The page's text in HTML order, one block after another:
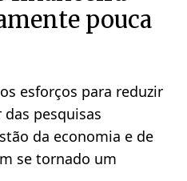
pouca
esforços para reduzir
pesquisas
da economia e de
se tornado um